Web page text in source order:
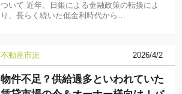
ついて 近年、日銀による金融政策の転換によ
り、長らく続いた低金利時代から…
不動産市況 2026/4/2
物件不足？供給過多といわれていた